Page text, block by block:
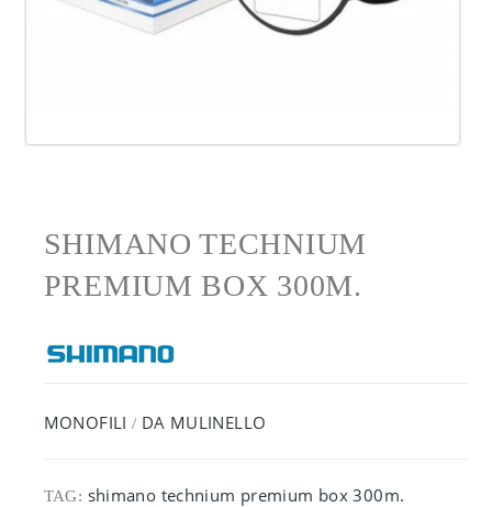
SHIMANO TECHNIUM
PREMIUM BOX 300M.
MONOFILI / DA MULINELLO
TAG: shimano technium premium box 300m.